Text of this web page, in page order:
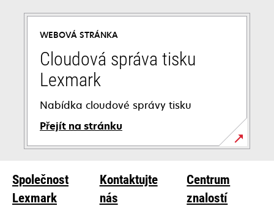
WEBOVÁ STRÁNKA
Cloudová správa tisku
Lexmark
Nabídka cloudové správy tisku
Přejít na stránku
Společnost
Lexmark
Kontaktujte
nás
Centrum
znalostí